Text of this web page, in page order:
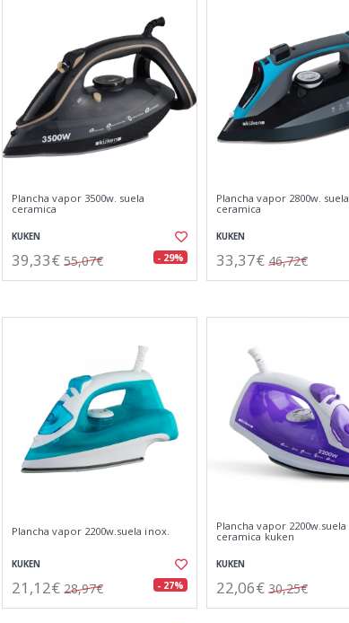
Plancha vapor 3500w. suela
ceramica
KUKEN
39,33€ 55,07€ - 29%
Plancha vapor 2800w. suela
ceramica
KUKEN
33,37€ 46,72€
Plancha vapor 2200w.suela inox.
KUKEN
21,12€ 28,97€ - 27%
Plancha vapor 2200w.suela
ceramica kuken
KUKEN
22,06€ 30,25€